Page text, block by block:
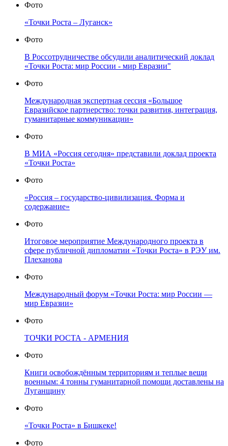
Фото
«Точки Роста – Луганск»
Фото
В Россотрудничестве обсудили аналитический доклад
«Точки Роста: мир России - мир Евразии"
Фото
Международная экспертная сессия «Большое
Евразийское партнерство: точки развития, интеграция,
гуманитарные коммуникации»
Фото
В МИА «Россия сегодня» представили доклад проекта
«Точки Роста»
Фото
«Россия – государство-цивилизация. Форма и
содержание»
Фото
Итоговое мероприятие Международного проекта в
сфере публичной дипломатии «Точки Роста» в РЭУ им.
Плеханова
Фото
Международный форум «Точки Роста: мир России —
мир Евразии»
Фото
ТОЧКИ РОСТА - АРМЕНИЯ
Фото
Книги освобождённым территориям и теплые вещи
военным: 4 тонны гуманитарной помощи доставлены на
Луганщину
Фото
«Точки Роста» в Бишкеке!
Фото